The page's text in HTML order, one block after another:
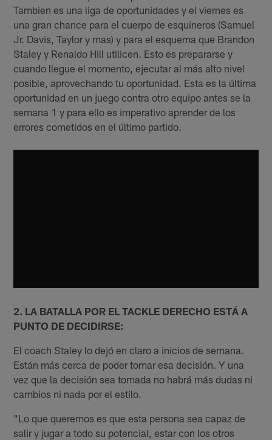
Tambien es una liga de oportunidades y el viernes es
una gran chance para el cuerpo de esquineros (Samuel
Jr. Davis, Taylor y mas) y para el esquema que Brandon
Staley y Renaldo Hill utilicen. Esto es prepararse y
cuando llegue el momento, ejecutar al más alto nivel
posible, aprovechando tu oportunidad. Esta es la última
oportunidad en un juego contra otro equipo antes se la
semana 1 y para ello es imperativo aprender de los
errores cometidos en el último partido.
2. LA BATALLA POR EL TACKLE DERECHO ESTÁ A
PUNTO DE DECIDIRSE:
El coach Staley lo dejó en claro a inicios de semana.
Están más cerca de poder tomar esa decisión. Y una
vez que la decisión sea tomada no habrá más dudas ni
cambios ni nada por el estilo.
"Lo que queremos es que esta persona sea capaz de
salir y jugar a todo su potencial, estar con los otros